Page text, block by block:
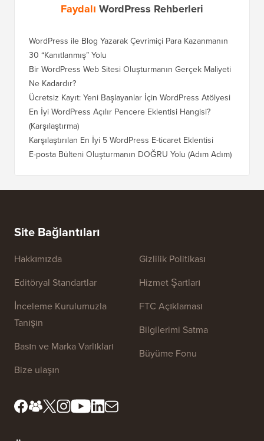
Faydalı WordPress Rehberleri
WordPress ile Blog Yazarak Çevrimiçi Para Kazanmanın
30 “Kanıtlanmış” Yolu
Bir WordPress Web Sitesi Oluşturmanın Gerçek Maliyeti
Ne Kadardır?
Ücretsiz Kayıt: Yeni Başlayanlar İçin WordPress Atölyesi
En İyi WordPress Açılır Pencere Eklentisi Hangisi?
(Karşılaştırma)
Karşılaştırılan En İyi 5 WordPress E-ticaret Eklentisi
E-posta Bülteni Oluşturmanın DOĞRU Yolu (Adım Adım)
Site Bağlantıları
Hakkımızda
Editöryal Standartlar
İnceleme Kurulumuzla
Tanışın
Basın ve Marka Varlıkları
Bize ulaşın
Gizlilik Politikası
Hizmet Şartları
FTC Açıklaması
Bilgilerimi Satma
Büyüme Fonu